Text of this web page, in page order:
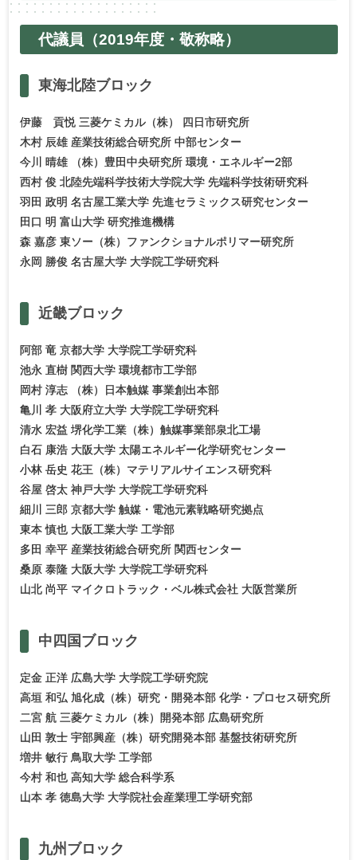
代議員 （2019年度・敬称略）
東海北陸ブロック
伊藤 貢悦 三菱ケミカル（株） 四日市研究所
木村 辰雄 産業技術総合研究所 中部センター
今川 晴雄 （株）豊田中央研究所 環境・エネルギー2部
西村 俊 北陸先端科学技術大学院大学 先端科学技術研究科
羽田 政明 名古屋工業大学 先進セラミックス研究センター
田口 明 富山大学 研究推進機構
森 嘉彦 東ソー（株）ファンクショナルポリマー研究所
永岡 勝俊 名古屋大学 大学院工学研究科
近畿ブロック
阿部 竜 京都大学 大学院工学研究科
池永 直樹 関西大学 環境都市工学部
岡村 淳志 （株）日本触媒 事業創出本部
亀川 孝 大阪府立大学 大学院工学研究科
清水 宏益 堺化学工業（株）触媒事業部泉北工場
白石 康浩 大阪大学 太陽エネルギー化学研究センター
小林 岳史 花王（株）マテリアルサイエンス研究科
谷屋 啓太 神戸大学 大学院工学研究科
細川 三郎 京都大学 触媒・電池元素戦略研究拠点
東本 慎也 大阪工業大学 工学部
多田 幸平 産業技術総合研究所 関西センター
桑原 泰隆 大阪大学 大学院工学研究科
山北 尚平 マイクロトラック・ベル株式会社 大阪営業所
中四国 ブロック
定金 正洋 広島大学 大学院工学研究院
高垣 和弘 旭化成（株）研究・開発本部 化学・プロセス研究所
二宮 航 三菱ケミカル（株）開発本部 広島研究所
山田 敦士 宇部興産（株）研究開発本部 基盤技術研究所
増井 敏行 鳥取大学 工学部
今村 和也 高知大学 総合科学系
山本 孝 徳島大学 大学院社会産業理工学研究部
九州 ブロック